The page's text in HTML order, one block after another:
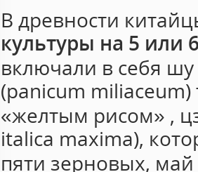
В древности
культуры на 5 или
включали в себя шу
(panicum
«желтым рисом» ,
italica maxima),
пяти зерновых, май